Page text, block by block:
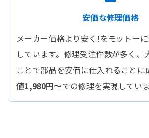
安価な修理価格
メーカー価格より安く!をモットー
しています。修理受注件数が多く、
ことで部品を安価に仕入れることに
値1,980円〜での修理を実現していま